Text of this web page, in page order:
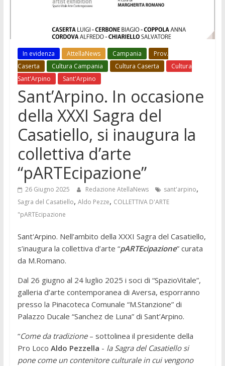
In evidenza AttellaNews Campania
Prov.
Caserta
Cultura Campania Cultura Caserta
Cultura
Sant'Arpino
Sant'Arpino
Sant’Arpino. In occasione
della XXXI Sagra del
Casatiello, si inaugura la
collettiva d’arte
“pARTEcipazione”
26 Giugno 2025 Redazione AtellaNews sant'arpino,
Sagra del Casatiello, Aldo Pezze, COLLETTIVA D'ARTE
"pARTEcipazione
Sant'Arpino. Nell’ambito della XXXI Sagra del Casatiello,
s’inaugura la collettiva d’arte “pARTEcipazione” curata
da M.Romano.
Dal 26 giugno al 24 luglio 2025 i soci di “SpazioVitale”,
galleria d’arte contemporanea di Aversa, esporranno
presso la Pinacoteca Comunale “M.Stanzione” di
Palazzo Ducale “Sanchez de Luna” di Sant’Arpino.
“Come da tradizione– sottolinea il presidente della
Pro Loco Aldo Pezzella - la Sagra del Casatiello si
pone come un contenitore culturale in cui vengono